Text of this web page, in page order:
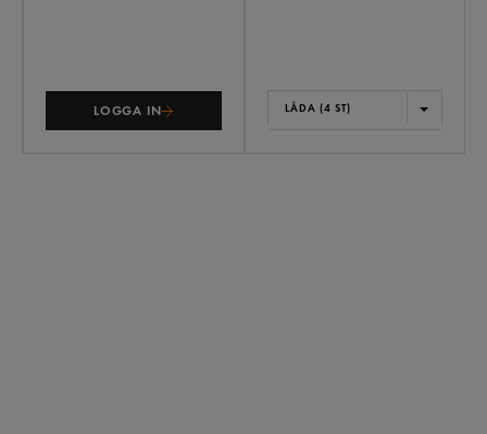
LOGGA IN LÅDA (4 ST)